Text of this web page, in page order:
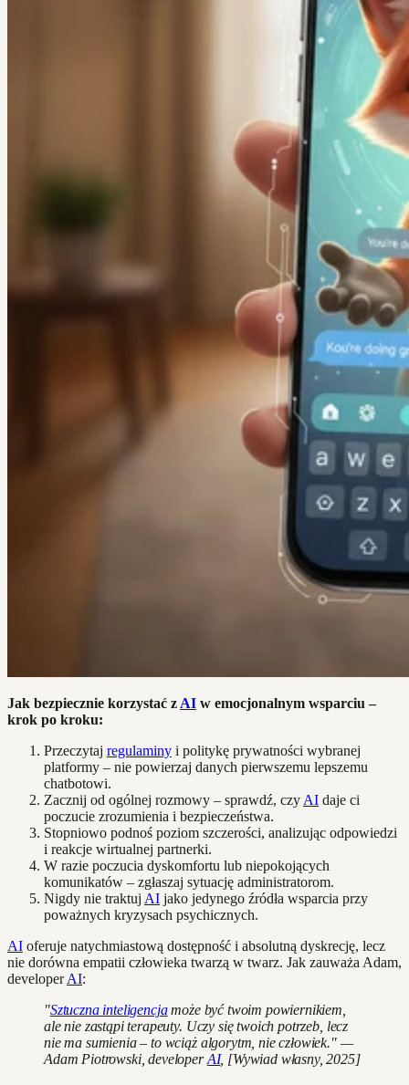
Jak bezpiecznie korzystać z AI w emocjonalnym wsparciu –
krok po kroku:
Przeczytaj regulaminy i politykę prywatności wybranej
platformy – nie powierzaj danych pierwszemu lepszemu
chatbotowi.
Zacznij od ogólnej rozmowy – sprawdź, czy AI daje ci
poczucie zrozumienia i bezpieczeństwa.
Stopniowo podnoś poziom szczerości, analizując odpowiedzi
i reakcje wirtualnej partnerki.
W razie poczucia dyskomfortu lub niepokojących
komunikatów – zgłaszaj sytuację administratorom.
Nigdy nie traktuj AI jako jedynego źródła wsparcia przy
poważnych kryzysach psychicznych.
AI oferuje natychmiastową dostępność i absolutną dyskrecję, lecz
nie dorówna empatii człowieka twarzą w twarz. Jak zauważa Adam,
developerAI:
"Sztuczna inteligencjamoże być twoim powiernikiem,
ale nie zastąpi terapeuty. Uczy się twoich potrzeb, lecz
nie ma sumienia – to wciąż algorytm, nie człowiek." —
Adam Piotrowski, developerAI, [Wywiad własny, 2025]